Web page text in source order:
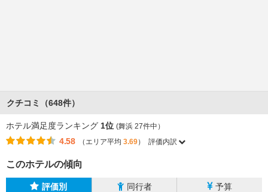
クチコミ（648件）
ホテル満足度ランキング 1位 (舞浜 27件中）
4.58 （エリア平均 3.69） 評価内訳
このホテルの傾向
評価別 同行者 予算